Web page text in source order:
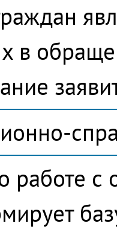
в
работе